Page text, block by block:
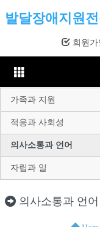
발달장애지원
회원가
가족과 지원
적응과 사회성
의사소통과 언어
자립과 일
의사소통과 언어